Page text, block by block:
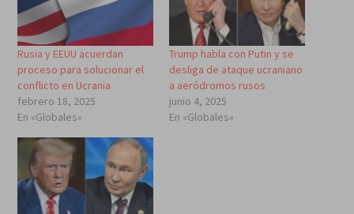
Rusia y EEUU acuerdan
proceso para solucionar el
conflicto en Ucrania
febrero 18, 2025
En «Globales»
Trump habla con Putin y se
desliga de ataque ucraniano
a aeródromos rusos
junio 4, 2025
En «Globales»